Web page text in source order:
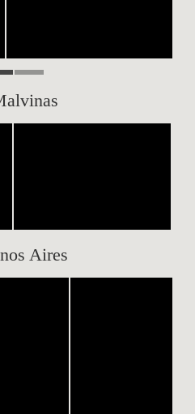
Aires